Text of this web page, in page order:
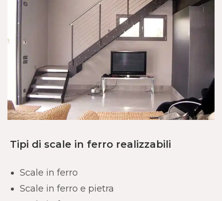
Tipi di scale in ferro realizzabili
Scale in ferro
Scale in ferro e pietra